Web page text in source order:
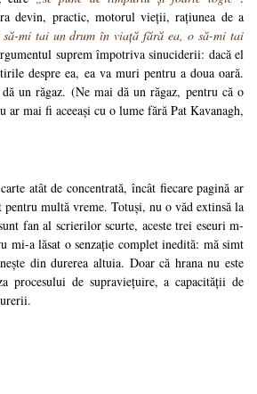
devin, practic, motorul vieții, rațiunea de a
mi tai un drum în viață fără ea, o să-mi tai
suprem împotriva sinuciderii: dacă el
despre ea, ea va muri pentru a doua oară.
un răgaz. (Ne mai dă un răgaz, pentru că o
ar mai fi aceeași cu o lume fără Pat Kavanagh,
atât de concentrată, încât fiecare pagină ar
pentru multă vreme. Totuși, nu o văd extinsă la
fan al scrierilor scurte, aceste trei eseuri m-
mi-a lăsat o senzație complet inedită: mă simt
din durerea altuia. Doar că hrana nu este
procesului de supraviețuire, a capacității de